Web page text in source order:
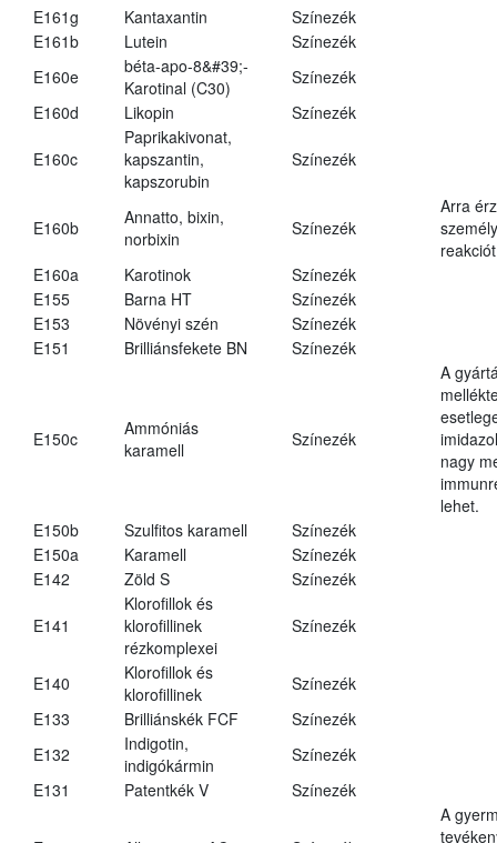
E161g
Kantaxantin
Színezék
E161b
Lutein
Színezék
E160e
béta-apo-8&#39;-
Karotinal (C30)
Színezék
E160d
Likopin Színezék
E160c
Paprikakivonat,
kapszantin,
kapszorubin
Színezék
E160b
Annatto, bixin,
norbixin
Színezék
Arra
E160a
Karotinok
Színezék
E155
Barna HT
Színezék
E153
Növényi szén
Színezék
E151
Brilliánsfekete BN Színezék
E150c
Ammóniás
karamell
Színezék
A
nagy
lehet.
E150b
Szulfitos karamell
Színezék
E150a
Karamell
Színezék
E142
Zöld S Színezék
E141
Klorofillok és
klorofillinek
rézkomplexei
Színezék
E140
Klorofillok és
klorofillinek
Színezék
E133
Brilliánskék FCF
Színezék
E132
Indigotin,
indigókármin
Színezék
E131
Patentkék V Színezék
A